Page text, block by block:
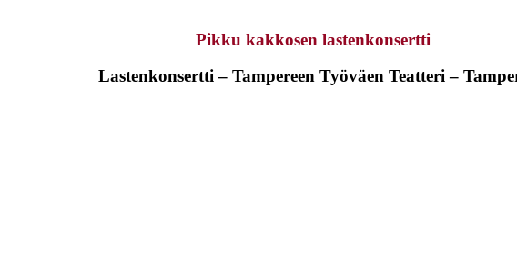
Pikku kakkosen lastenkonsertti
Lastenkonsertti – Tampereen Työväen Teatteri –